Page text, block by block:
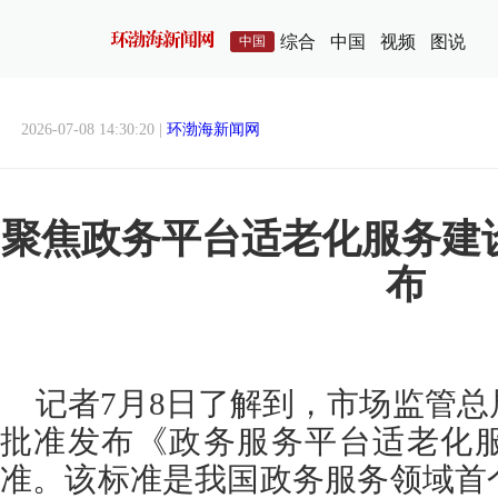
中国 综合 中国 视频 图说
2026-07-08 14:30:20 | 环渤海新闻网
聚焦政务平台适老化服务建
布
记者7月8日了解到，市场监管
批准发布《政务服务平台适老化
准。该标准是我国政务服务领域